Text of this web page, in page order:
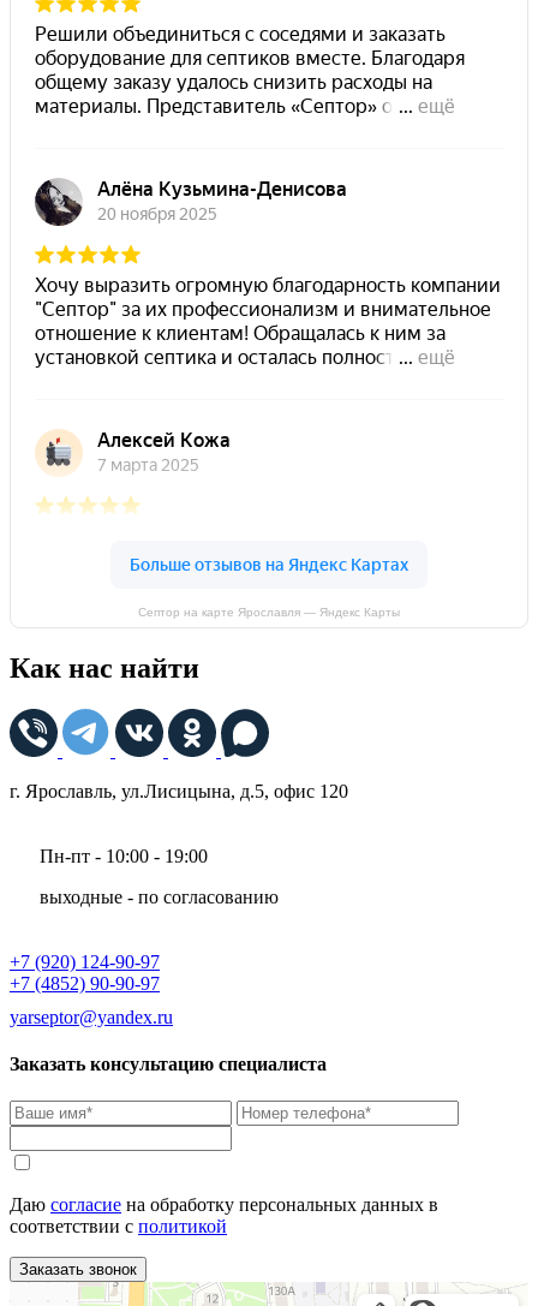
Септор на карте Ярославля — Яндекс Карты
Как нас найти
г. Ярославль, ул.Лисицына, д.5, офис 120
Пн-пт - 10:00 - 19:00
выходные - по согласованию
+7 (920) 124-90-97
+7 (4852) 90-90-97
yarseptor@yandex.ru
Заказать консультацию специалиста
Даю согласие на обработку персональных данных в
соответствии с политикой
Заказать звонок